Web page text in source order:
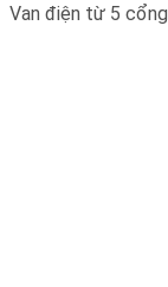
Van điện từ 5